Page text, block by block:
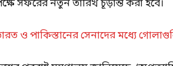
সফরের নতুন তারিখ চূড়ান্ত করা হবে।
ও পাকিস্তানের সেনাদের মধ্যে